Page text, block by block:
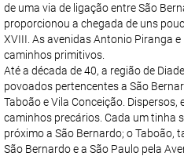
de uma via de ligação entre São
proporcionou a chegada de uns
XVIII. As avenidas Antonio Piranga
caminhos primitivos.
Até a década de 40, a região de
povoados pertencentes a São
Taboão e Vila Conceição.
caminhos precários. Cada um tinha
próximo a São Bernardo; o Taboão,
São Bernardo e a São Paulo pela